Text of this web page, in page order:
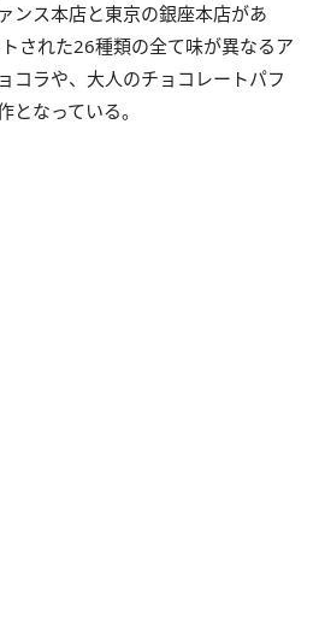
ンス本店と東京の銀座本店があ
された26種類の全て味が異なるア
コラや、大人のチョコレートパフ
となっている。